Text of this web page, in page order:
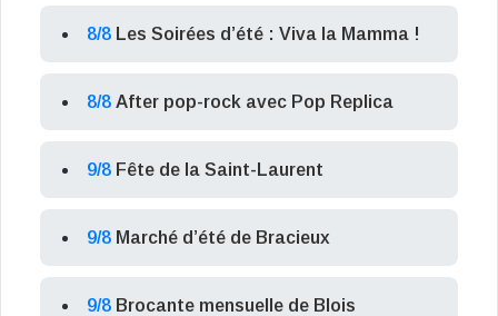
8/8 Les Soirées d’été : Viva la Mamma !
8/8 After pop-rock avec Pop Replica
9/8 Fête de la Saint-Laurent
9/8 Marché d’été de Bracieux
9/8 Brocante mensuelle de Blois